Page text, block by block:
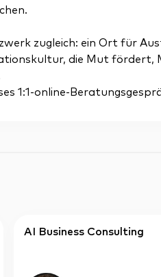
zugleich: ein Ort für
die Mut fördert,
1:1-online-
AI Business Consulting